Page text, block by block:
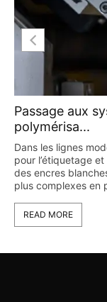
Passage aux
polymérisa...
Dans les lignes
pour l’étiquetage
des encres
plus complexes en
READ MORE